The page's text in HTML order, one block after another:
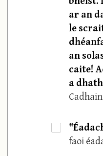
ar an
le
an
caite!
a
faoi